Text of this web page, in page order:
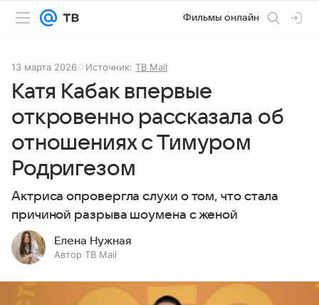
Фильмы онлайн
13 марта 2026 Источник: ТВ Mail
Катя Кабак впервые
откровенно рассказала об
отношениях с Тимуром
Родригезом
Актриса опровергла слухи о том, что стала
причиной разрыва шоумена с женой
Елена Нужная
Автор ТВ Mail